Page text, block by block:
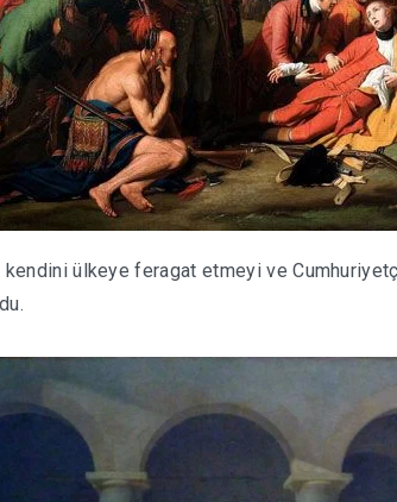
kendini ülkeye feragat etmeyi ve